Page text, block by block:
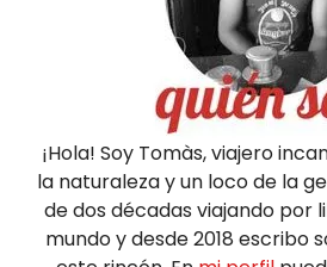
¡Hola! Soy Tomàs, viajero
la naturaleza y un loco de la
de dos décadas viajando por
mundo y desde 2018 escribo